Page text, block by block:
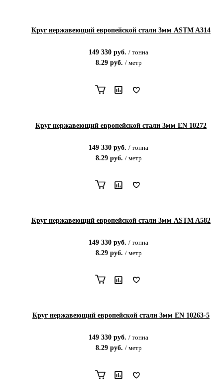
Круг нержавеющий европейской стали 3мм ASTM A314
149 330 руб. / тонна
8.29руб. / метр
Круг нержавеющий европейской стали 3мм EN 10272
149 330 руб. / тонна
8.29руб. / метр
Круг нержавеющий европейской стали 3мм ASTM A582
149 330 руб. / тонна
8.29руб. / метр
Круг нержавеющий европейской стали 3мм EN 10263-5
149 330 руб. / тонна
8.29руб. / метр